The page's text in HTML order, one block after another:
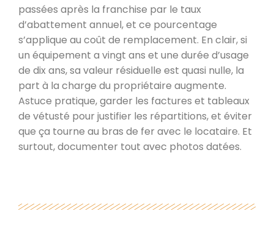
passées après la franchise par le taux
d’abattement annuel, et ce pourcentage
s’applique au coût de remplacement. En clair, si
un équipement a vingt ans et une durée d’usage
de dix ans, sa valeur résiduelle est quasi nulle, la
part à la charge du propriétaire augmente.
Astuce pratique, garder les factures et tableaux
de vétusté pour justifier les répartitions, et éviter
que ça tourne au bras de fer avec le locataire. Et
surtout, documenter tout avec photos datées.